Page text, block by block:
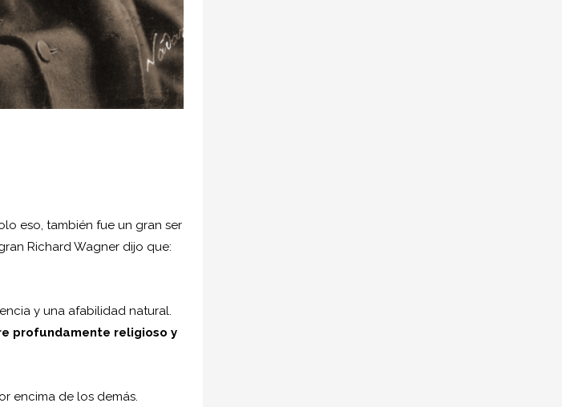
eso, también fue un gran ser
Richard Wagner dijo que:
y una afabilidad natural.
profundamente religioso y
encima de los demás.